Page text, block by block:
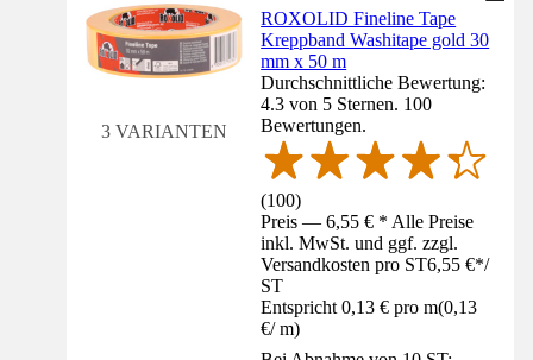
3 VARIANTEN
ROXOLID Fineline Tape
Kreppband Washitape gold 30
mm x 50 m
Durchschnittliche Bewertung:
4.3 von 5 Sternen. 100
Bewertungen.
(100)
Preis — 6,55 € * Alle Preise
inkl. MwSt. und ggf. zzgl.
Versandkosten pro ST6,55 €*/
ST
Entspricht 0,13 € pro m(0,13
€/ m)